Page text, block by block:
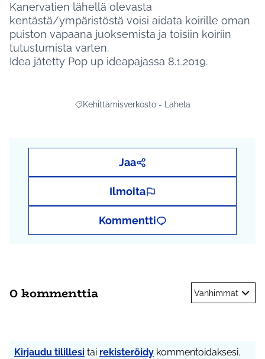
Kanervatien lähellä olevasta
kentästä/ympäristöstä voisi aidata koirille oman
puiston vapaana juoksemista ja toisiin koiriin
tutustumista varten.
Idea jätetty Pop up ideapajassa 8.1.2019.
Rajaa tulokset aihepiirin mukaan:
Kehittämisverkosto - Lahela
Jaa
Ilmoita
Kommentti
0 kommenttia Vanhimmat
Kirjaudu tilillesi tai rekisteröidy kommentoidaksesi.